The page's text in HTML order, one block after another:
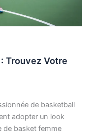
Trouvez Votre
de basketball
adopter un look
de basket femme